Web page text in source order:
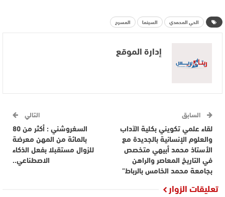
الحي المحمدي السينما المسرح
إدارة الموقع
السابق
لقاء علمي تكويني بكلية الآداب
والعلوم الإنسانية بالجديدة مع
الأستاذ محمد أبيهي متخصص
في التاريخ المعاصر والراهن
بجامعة محمد الخامس بالرباط”
التالي
السغروشني : أكثر من 80
بالمائة من المهن معرضة
للزوال مستقبلا بفعل الذكاء
الاصطناعي..
تعليقات الزوار